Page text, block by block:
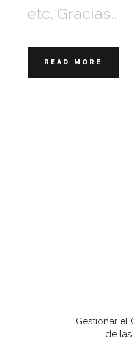
Gestionar el
de las
etc. Gracias..
READ MORE